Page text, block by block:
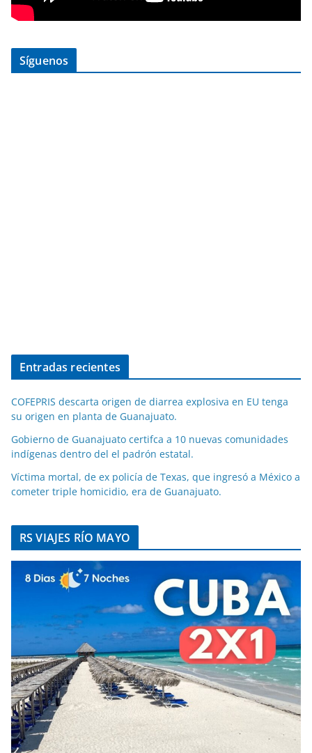
Síguenos
Entradas recientes
COFEPRIS descarta origen de diarrea explosiva en EU tenga
su origen en planta de Guanajuato.
Gobierno de Guanajuato certifca a 10 nuevas comunidades
indígenas dentro del el padrón estatal.
Víctima mortal, de ex policía de Texas, que ingresó a México a
cometer triple homicidio, era de Guanajuato.
RS VIAJES RÍO MAYO